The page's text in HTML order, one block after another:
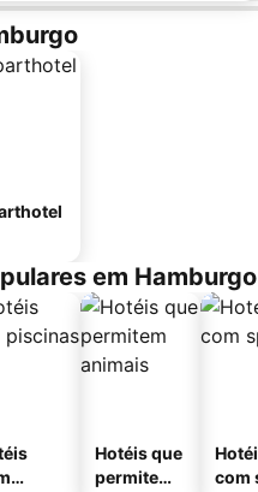
em Hamburgo
Hotéis que
permitem
com